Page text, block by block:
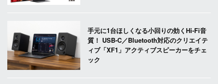
手元に1台ほしくなる小回りの効くHi-Fi音
質！ USB-C／Bluetooth対応のクリエイテ
ィブ「XF1」アクティブスピーカーをチェ
ック